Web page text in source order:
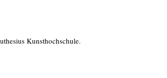
Kunsthochschule.